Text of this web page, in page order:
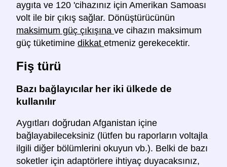
aygıta ve 120 'cihazınız için Amerikan Samoası
volt ile bir çıkış sağlar. Dönüştürücünün
maksimum güç çıkışına ve cihazın maksimum
güç tüketimine dikkat etmeniz gerekecektir.
Fiş türü
Bazı bağlayıcılar her iki ülkede de
kullanılır
Aygıtları doğrudan Afganistan içine
bağlayabileceksiniz (lütfen bu raporların voltajla
ilgili diğer bölümlerini okuyun vb.). Belki de bazı
soketler için adaptörlere ihtiyaç duyacaksınız,